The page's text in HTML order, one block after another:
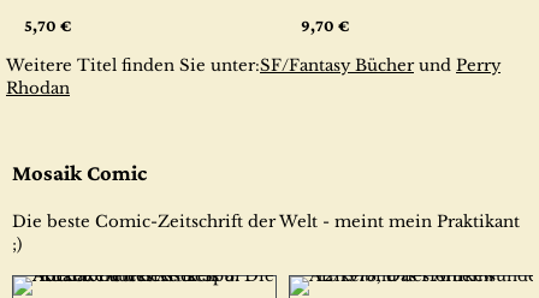
5,70 € 9,70 €
Weitere Titel finden Sie unter:SF/Fantasy Bücherund Perry
Rhodan
Mosaik Comic
Die beste Comic-Zeitschrift der Welt - meint mein Praktikant
;)